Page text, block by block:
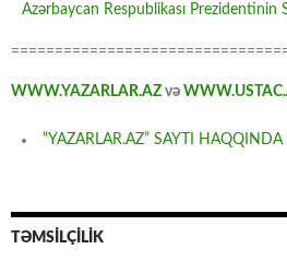
Azərbaycan Respublikası Prezidentinin
WWW.YAZARLAR.AZ və
“YAZARLAR.AZ” SAYTI HAQQINDA
TƏMSİLÇİLİK